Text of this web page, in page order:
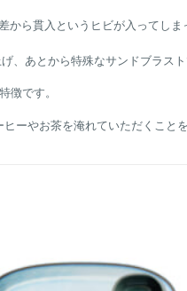
ら貫入というヒビが入ってしま
、あとから特殊なサンドブラス
徴です。
ーやお茶を淹れていただくこ